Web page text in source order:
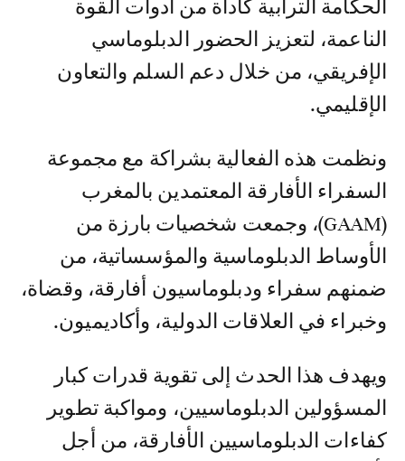
الحكامة الترابية كأداة من أدوات القوة
الناعمة، لتعزيز الحضور الدبلوماسي
الإفريقي، من خلال دعم السلم والتعاون
الإقليمي.
ونظمت هذه الفعالية بشراكة مع مجموعة
السفراء الأفارقة المعتمدين بالمغرب
(GAAM)، وجمعت شخصيات بارزة من
الأوساط الدبلوماسية والمؤسساتية، من
ضمنهم سفراء ودبلوماسيون أفارقة، وقضاة،
وخبراء في العلاقات الدولية، وأكاديميون.
ويهدف هذا الحدث إلى تقوية قدرات كبار
المسؤولين الدبلوماسيين، ومواكبة تطوير
كفاءات الدبلوماسيين الأفارقة، من أجل